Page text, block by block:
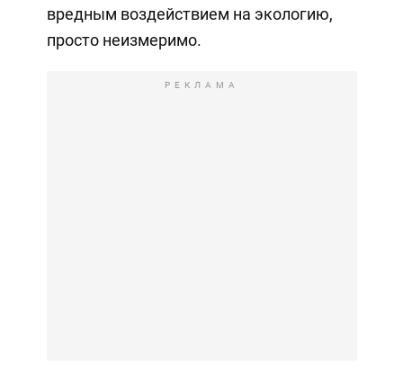
вредным воздействием на экологию,
просто неизмеримо.
РЕКЛАМА